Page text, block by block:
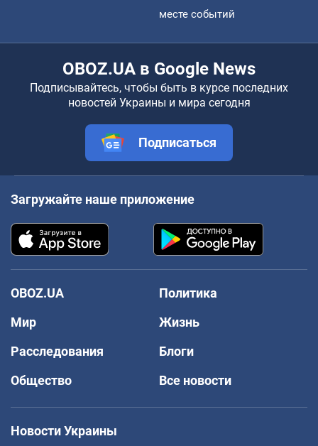
месте событий
OBOZ.UA в Google News
Подписывайтесь, чтобы быть в курсе последних
новостей Украины и мира сегодня
Подписаться
Загружайте наше приложение
OBOZ.UA
Политика
Мир
Жизнь
Расследования
Блоги
Общество
Все новости
Новости Украины